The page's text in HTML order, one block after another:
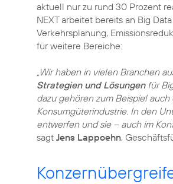
aktuell nur zu rund 30 Prozent
NEXT arbeitet bereits an Big
Verkehrsplanung,
für weitere Bereiche:
„Wir haben in vielen Branchen
Strategien und Lösungenfür
dazu gehören zum Beispiel
Konsumgüterindustrie. In den
entwerfen und sie – auch im
sagt Jens Lappoehn,